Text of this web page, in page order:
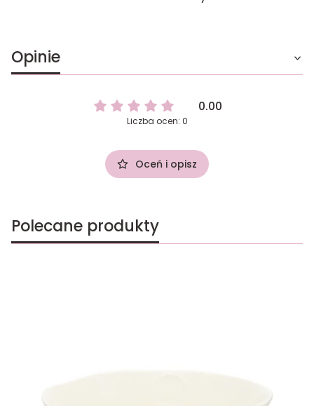
Opinie
0.00
Liczba ocen: 0
Oceń i opisz
Polecane produkty